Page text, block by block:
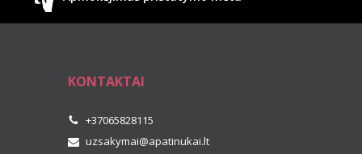
KONTAKTAI
+37065828115
uzsakymai@apatinukai.lt